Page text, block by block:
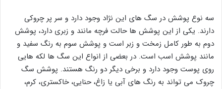
سه نوع پوشش در سگ های این نژاد وجود دارد و سر پر چروکی
دارند. یکی از این پوشش ها حالت فرچه مانند و زبری دارد، پوشش
دوم به طور کامل زمخت و زبر است و پوشش سوم به رنگ سفید و
مانند پوشش اسب است. در بعضی از انواع این سگ ها لکه هایی
روی پوست وجود دارد و برخی دیگر دو رنگ هستند. پوشش سگ
چروک می تواند به رنگ های آبی یا زاغ، حنایی، خاکستری، کرم،